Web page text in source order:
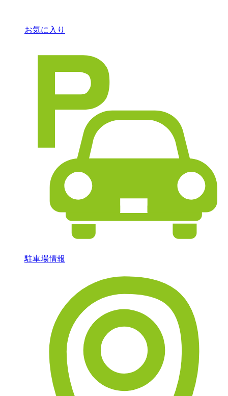
お気に入り
駐車場情報